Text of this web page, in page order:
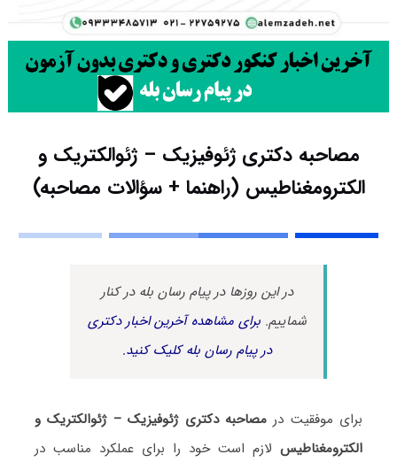
مصاحبه دکتری ژئوفیزیک – ژئوالکتریک و
الکترومغناطیس (راهنما + سؤالات مصاحبه)
در این روزها در پیام رسان بله در کنار
شماییم.برای مشاهده آخرین اخبار دکتری
در پیام رسان بله کلیک کنید.
برای موفقیت درمصاحبه دکتری ژئوفیزیک – ژئوالکتریک و
الکترومغناطیسلازم است خود را برای عملکرد مناسب در